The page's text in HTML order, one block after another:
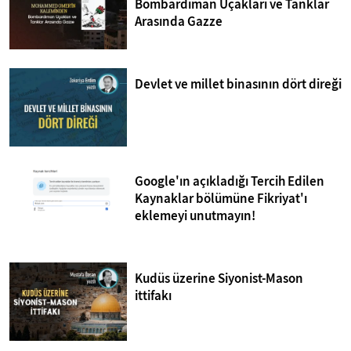
Bombardıman Uçakları ve Tanklar
Arasında Gazze
Devlet ve millet binasının dört direği
Google'ın açıkladığı Tercih Edilen
Kaynaklar bölümüne Fikriyat'ı
eklemeyi unutmayın!
Kudüs üzerine Siyonist-Mason
ittifakı